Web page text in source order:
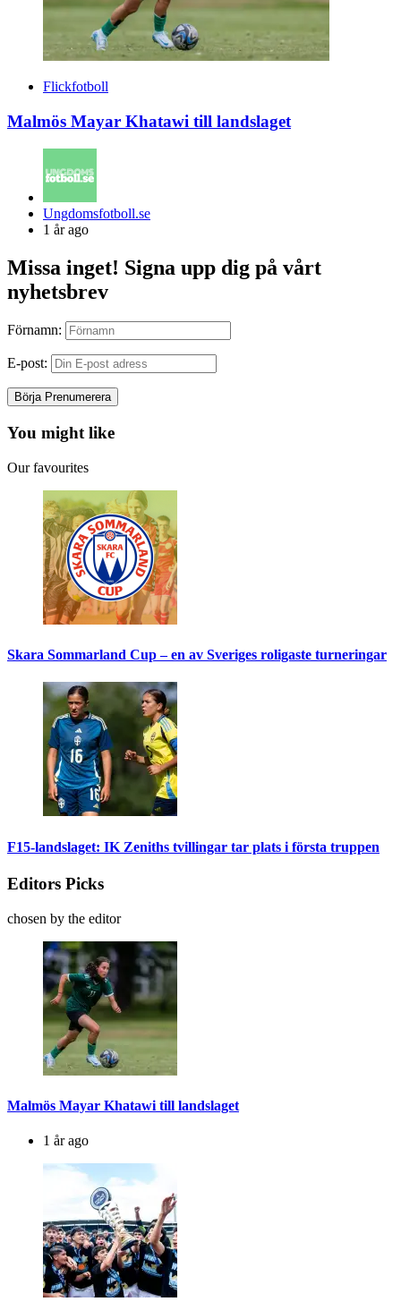
Flickfotboll
Malmös Mayar Khatawi till landslaget
Posted
by
Ungdomsfotboll.se
1 år ago
Missa inget! Signa upp dig på vårt
nyhetsbrev
Förnamn:
E-post:
You might like
Our favourites
Skara Sommarland Cup – en av Sveriges roligaste turneringar
F15-landslaget: IK Zeniths tvillingar tar plats i första truppen
Editors Picks
chosen by the editor
Malmös Mayar Khatawi till landslaget
1 år ago